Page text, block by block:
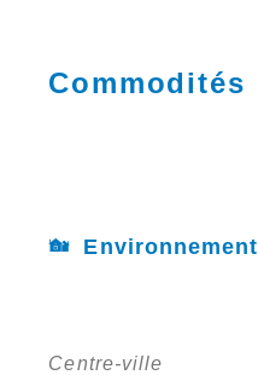
Commodités
Environnement
Centre-ville